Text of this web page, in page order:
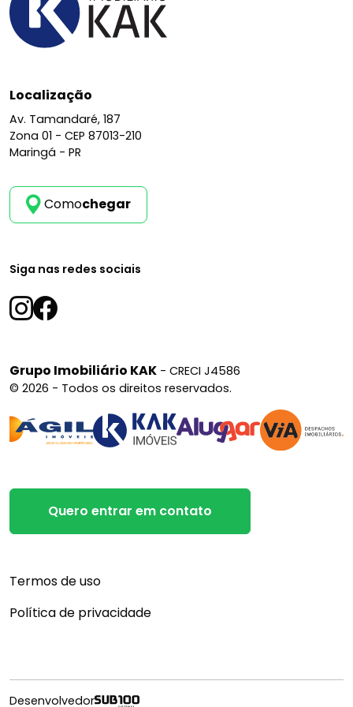
Localização
Av. Tamandaré, 187
Zona 01 - CEP 87013-210
Maringá - PR
Comochegar
Siga nas redes sociais
Grupo Imobiliário KAK - CRECI J4586
© 2026 - Todos os direitos reservados.
Quero entrar em contato
Termos de uso
Política de privacidade
Desenvolvedor